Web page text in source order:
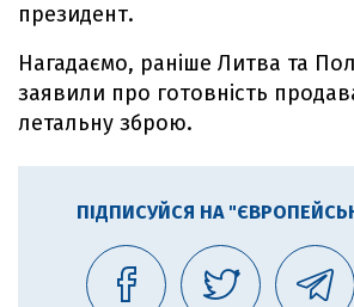
президент.
Нагадаємо, раніше Литва та
заявили про готовність
летальну зброю.
ПІДПИСУЙСЯ НА